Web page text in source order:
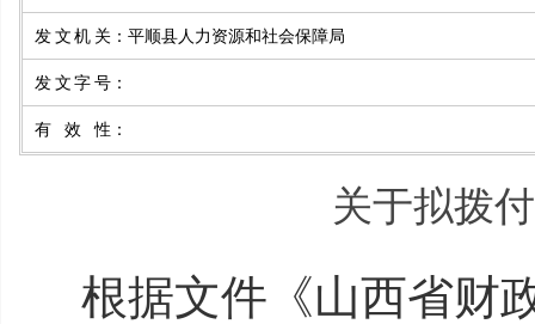
发文机关 ： 平顺县人力资源和社会保障局
发文字号 ：
有效性 ：
关于拟拨
根据文件《山西省财